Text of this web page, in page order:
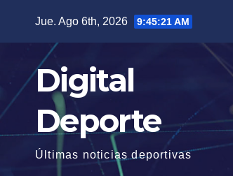
contenido
Jue. Ago 6th, 2026 9:45:22 AM
Digital
Deporte
Últimas noticias deportivas